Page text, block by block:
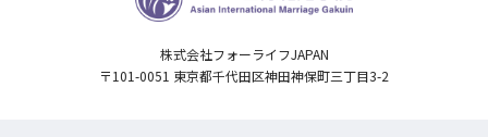
株式会社フォーライフJAPAN
〒101-0051 東京都千代田区神田神保町三丁目3-2